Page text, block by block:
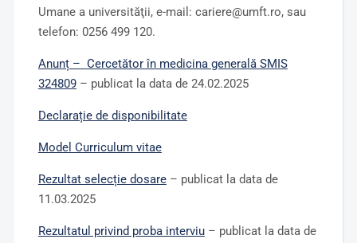
Umane a universităţii, e-mail: cariere@umft.ro, sau
telefon: 0256 499 120.
Anunț – Cercetător în medicina generală SMIS
324809– publicat la data de 24.02.2025
Declarație de disponibilitate
Model Curriculum vitae
Rezultat selecție dosare– publicat la data de
11.03.2025
Rezultatul privind proba interviu– publicat la data de